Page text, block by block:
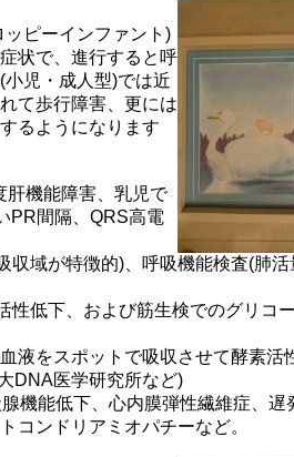
ピーインファント)
状で、進行すると呼
児・成人型)では近
て歩行障害、更には
るようになります
肝機能障害、乳児で
PR間隔、QRS高電
収域が特徴的)、呼吸機能検査(肺活
性低下、および筋生検でのグリコ
液をスポットで吸収させて酵素活
DNA医学研究所など)
機能低下、心内膜弾性繊維症、遅
コンドリアミオパチーなど。